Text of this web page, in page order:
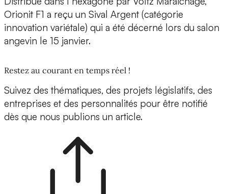
Orionit F1 a reçu un Sival Argent (catégorie
innovation variétale) qui a été décerné lors du salon
angevin le 15 janvier.
Restez au courant en temps réel !
Suivez des thématiques, des projets législatifs, des
entreprises et des personnalités pour être notifié
dès que nous publions un article.